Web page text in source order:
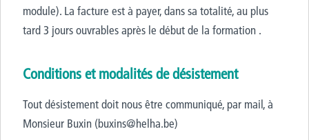
module). La facture est à payer, dans sa totalité, au plus
tard 3 jours ouvrables après le début de la formation .
Conditions et modalités de désistement
Tout désistement doit nous être communiqué, par mail, à
Monsieur Buxin (buxins@helha.be)